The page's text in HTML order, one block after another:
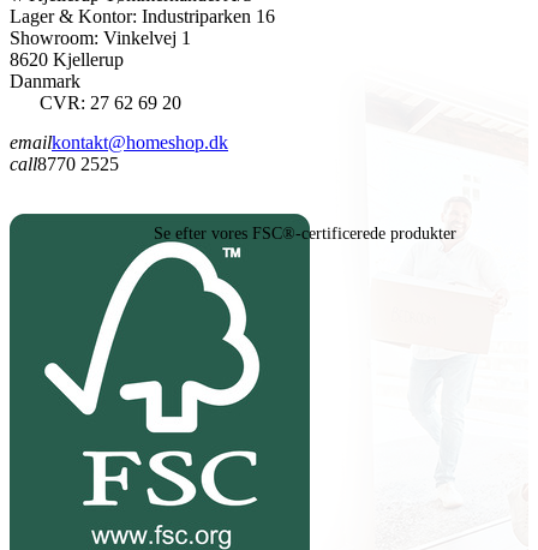
Lager & Kontor: Industriparken 16
Showroom: Vinkelvej 1
8620 Kjellerup
Danmark
CVR: 27 62 69 20
emailkontakt@homeshop.dk
call8770 2525
Se efter vores FSC®-certificerede produkter